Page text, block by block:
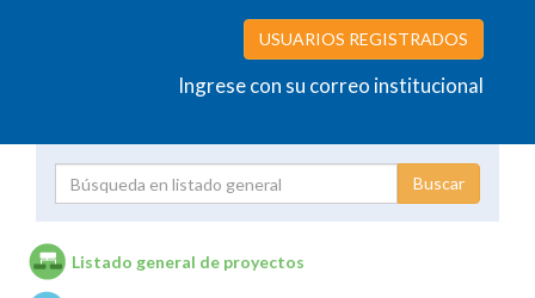
USUARIOS REGISTRADOS
Ingrese con su correo institucional
Listado general de proyectos